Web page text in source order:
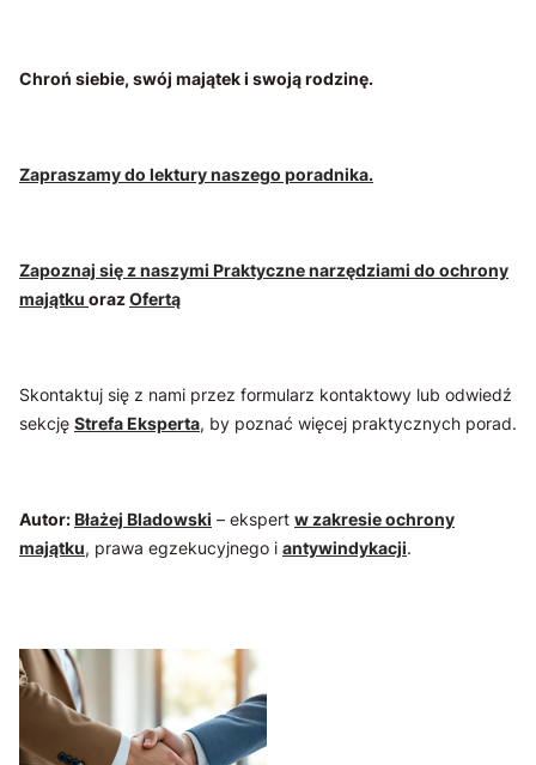
Chroń siebie, swój majątek i swoją rodzinę.
Zapraszamy do lektury naszego poradnika.
Zapoznaj się z naszymi Praktyczne narzędziami do ochrony
majątku orazOfertą
Skontaktuj się z nami przez formularz kontaktowy lub odwiedź
sekcję Strefa Eksperta, by poznać więcej praktycznych porad.
Autor:Błażej Bladowski – ekspert w zakresie ochrony
majątku, prawa egzekucyjnego i antywindykacji.